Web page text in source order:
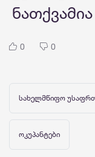
0 0
სახელმწიფო
ოკუპანტები